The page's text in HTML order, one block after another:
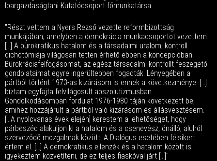
Ipargazdaságtani Kutatócsoport főmunkatársa.
"Részt vettem a Nyers Rezső vezette reformbizottság
munkájában, amelyben a demokrácia munkacsoportot vezettem.
[...] A bürokratikus hatalom és a társadalmi uralom, kontroll
dichotómiája világosan tetten érhető ebben a koncepcióban.
Bürokráciafelfogásomat, az egész társadalmi kontrollt feszegető
gondolataimat egyre ingerültebben fogadták. Lényegében a
pártból történt 1973-as kizárásom is ennek a következménye. [...]
bíztam egyfajta felvilágosult abszolutizmusban.
Gondolkodásomban fordulat 1976-1980 táján következett be,
amihez hozzájárult a pártból való kizárásom és állásvesztésem.
[...A nyolcvanas évek elején] kerestem a lehetőséget, hogy
párbeszéd alakuljon ki a hatalom és a csenevész, önálló, alulról
szerveződő mozgalmak között. A Dialógus esetében félsikert
értem el. [...] A demokratikus ellenzék és a hatalom között is
igyekeztem közvetíteni, de ez teljes fiaskóval járt [...]"